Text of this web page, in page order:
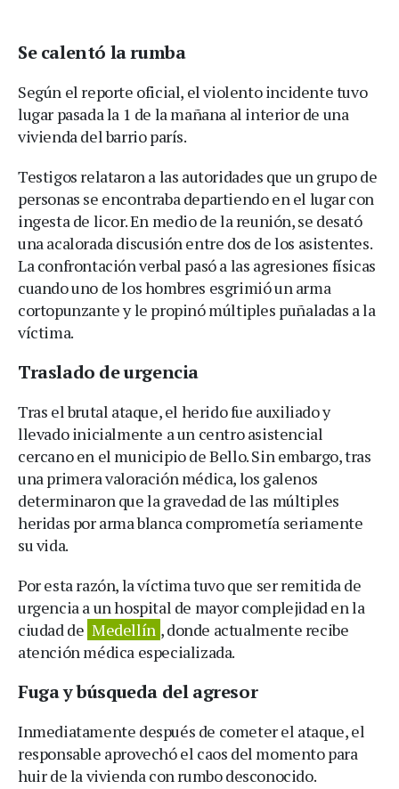
Se calentó la rumba
Según el reporte oficial, el violento incidente tuvo
lugar pasada la 1 de la mañana al interior de una
vivienda del barrio parís.
Testigos relataron a las autoridades que un grupo de
personas se encontraba departiendo en el lugar con
ingesta de licor. En medio de la reunión, se desató
una acalorada discusión entre dos de los asistentes.
La confrontación verbal pasó a las agresiones físicas
cuando uno de los hombres esgrimió un arma
cortopunzante y le propinó múltiples puñaladas a la
víctima.
Traslado de urgencia
Tras el brutal ataque, el herido fue auxiliado y
llevado inicialmente a un centro asistencial
cercano en el municipio de Bello. Sin embargo, tras
una primera valoración médica, los galenos
determinaron que la gravedad de las múltiples
heridas por arma blanca comprometía seriamente
su vida.
Por esta razón, la víctima tuvo que ser remitida de
urgencia a un hospital de mayor complejidad en la
ciudad de Medellín , donde actualmente recibe
atención médica especializada.
Fuga y búsqueda del agresor
Inmediatamente después de cometer el ataque, el
responsable aprovechó el caos del momento para
huir de la vivienda con rumbo desconocido.